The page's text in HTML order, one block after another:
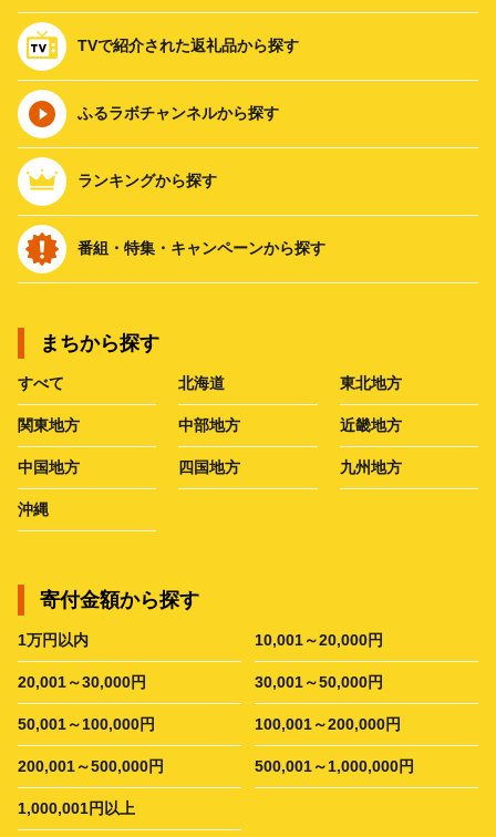
TVで紹介された返礼品から探す
ふるラボチャンネルから探す
ランキングから探す
番組・特集・キャンペーンから探す
まちから探す
すべて 北海道 東北地方
関東地方 中部地方 近畿地方
中国地方 四国地方 九州地方
沖縄
寄付金額から探す
1万円以内 10,001～20,000円
20,001～30,000円 30,001～50,000円
50,001～100,000円 100,001～200,000円
200,001～500,000円 500,001～1,000,000円
1,000,001円以上